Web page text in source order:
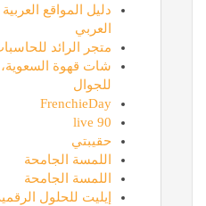
دليل المواقع
العربي
متجر الرائد
شات قهوة
للجوال
FrenchieDay
90 live
حقيبتي
اللمسة الجامحة
اللمسة الجامحة
إيليت للحلول